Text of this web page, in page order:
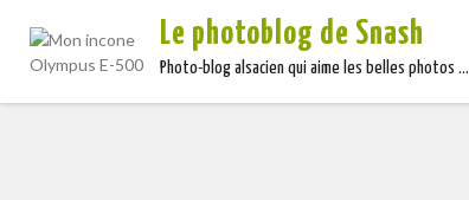
Le photoblog de Snash
Photo-blog alsacien qui aime les belles photos …